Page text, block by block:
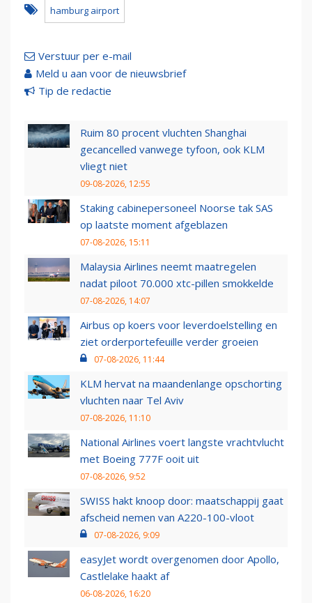
hamburg airport
Verstuur per e-mail
Meld u aan voor de nieuwsbrief
Tip de redactie
Ruim 80 procent vluchten Shanghai
gecancelled vanwege tyfoon, ook KLM
vliegt niet
09-08-2026, 12:55
Staking cabinepersoneel Noorse tak SAS
op laatste moment afgeblazen
07-08-2026, 15:11
Malaysia Airlines neemt maatregelen
nadat piloot 70.000 xtc-pillen smokkelde
07-08-2026, 14:07
Airbus op koers voor leverdoelstelling en
ziet orderportefeuille verder groeien
07-08-2026, 11:44
KLM hervat na maandenlange opschorting
vluchten naar Tel Aviv
07-08-2026, 11:10
National Airlines voert langste vrachtvlucht
met Boeing 777F ooit uit
07-08-2026, 9:52
SWISS hakt knoop door: maatschappij gaat
afscheid nemen van A220-100-vloot
07-08-2026, 9:09
easyJet wordt overgenomen door Apollo,
Castlelake haakt af
06-08-2026, 16:20